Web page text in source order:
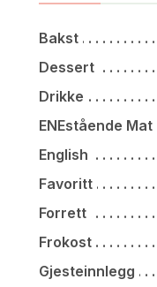
Bakst
Dessert
Drikke
ENEstående Mat
English
Favoritt
Forrett
Frokost
Gjesteinnlegg